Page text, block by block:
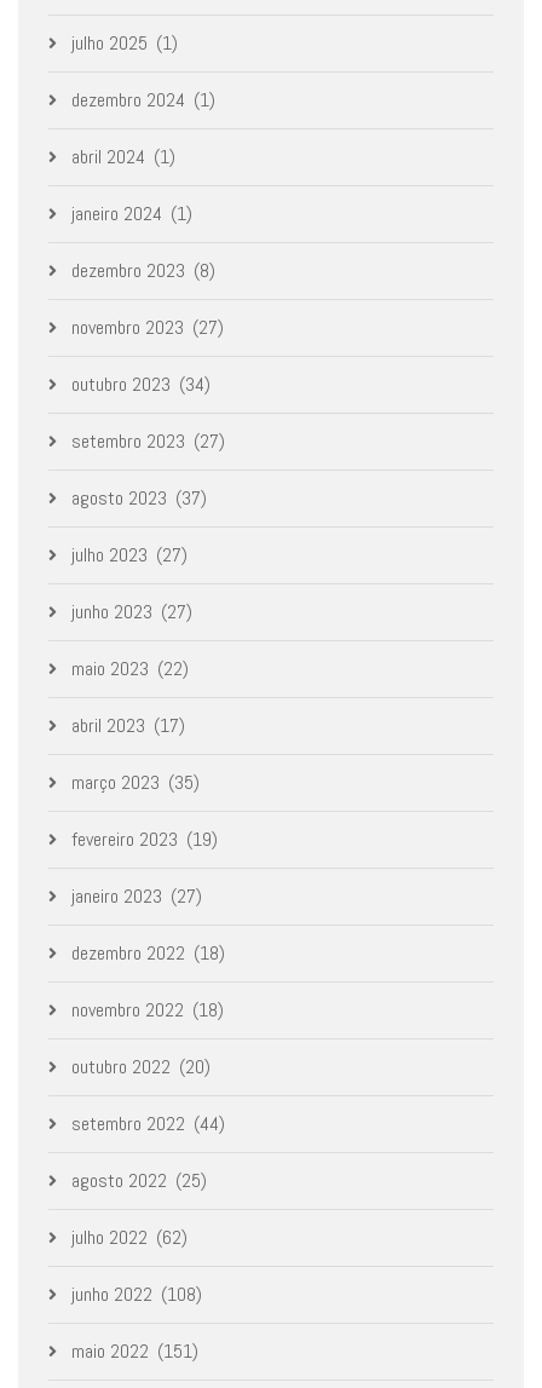
julho 2025 (1)
dezembro 2024 (1)
abril 2024 (1)
janeiro 2024 (1)
dezembro 2023 (8)
novembro 2023 (27)
outubro 2023 (34)
setembro 2023 (27)
agosto 2023 (37)
julho 2023 (27)
junho 2023 (27)
maio 2023 (22)
abril 2023 (17)
março 2023 (35)
fevereiro 2023 (19)
janeiro 2023 (27)
dezembro 2022 (18)
novembro 2022 (18)
outubro 2022 (20)
setembro 2022 (44)
agosto 2022 (25)
julho 2022 (62)
junho 2022 (108)
maio 2022 (151)